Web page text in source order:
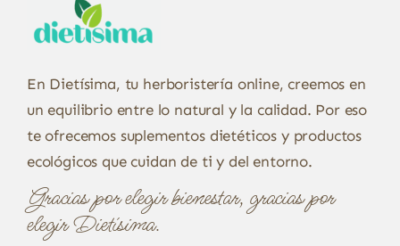
En Dietísima, tu herboristería online, creemos en
un equilibrio entre lo natural y la calidad. Por eso
te ofrecemos suplementos dietéticos y productos
ecológicos que cuidan de ti y del entorno.
Gracias por elegir bienestar, gracias por
elegir Dietísima.